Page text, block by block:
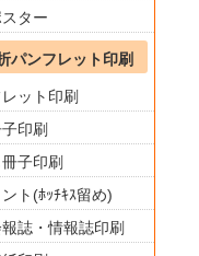
ター
パンフレット印刷
ット印刷
印刷
子印刷
ト(ﾎｯﾁｷｽ留め)
誌・情報誌印刷